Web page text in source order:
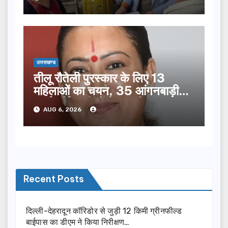
उत्तराखण्ड
तीलू रौतेली पुरस्कार के लिए 13
महिलाओं का चयन, 35 आंगनबाड़ी
कार्यकर्तियां भी होंगी सम्मानित…
AUG 6, 2026
Recent Posts
दिल्ली-देहरादून कॉरिडोर से जुड़ी 12 किमी ग्रीनफील्ड
बाईपास का डीएम ने किया निरीक्षण…